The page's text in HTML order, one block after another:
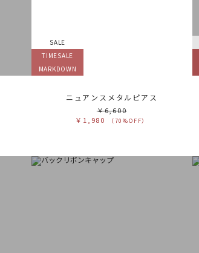
SALE
TIMESALE
MARKDOWN
ニュアンスメタルピアス
￥6,600
￥1,980
（70%OFF）